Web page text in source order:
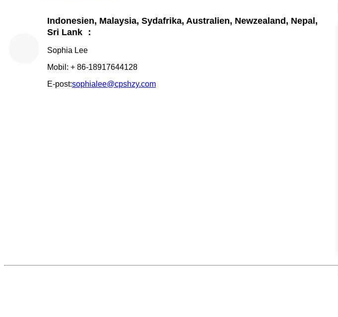
Indonesien, Malaysia, Sydafrika, Australien, Newzealand, Nepal,
Sri Lank ：
Sophia Lee
Mobil: + 86-18917644128
E-post:sophialee@cpshzy.com